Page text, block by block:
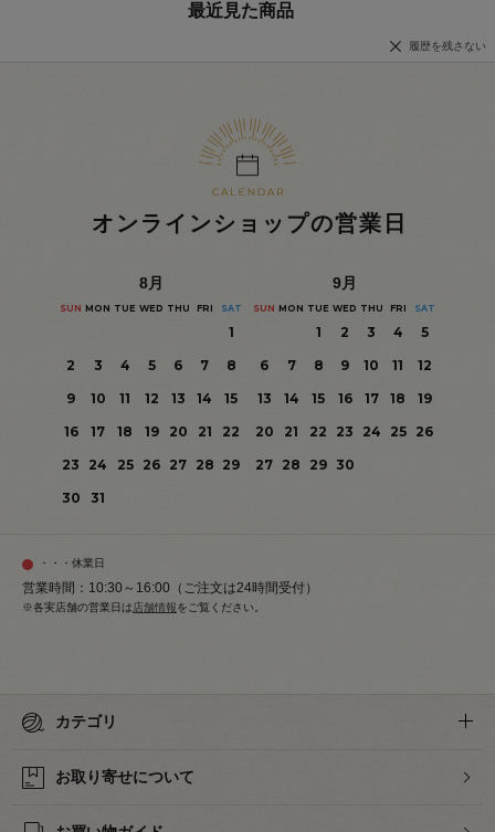
最近見た商品
履歴を残さない
オンラインショップの営業日
8月
SUN MON TUE WED THU FRI SAT
1
2
3 4 5 6 7
8
9
10 11 12 13 14
15
16
17 18 19 20 21
22
23
24 25 26 27 28 29
30
31
9月
SUN MON TUE WED THU FRI SAT
1 2 3 4
5
6
7 8 9 10 11
12
13
14 15 16 17 18
19
20
21 22 23 24 25
26
27 28 29 30
・・・休業日
営業時間：10:30～16:00（ご注文は24時間受付）
※各実店舗の営業日は店舗情報をご覧ください。
カテゴリ
お取り寄せについて